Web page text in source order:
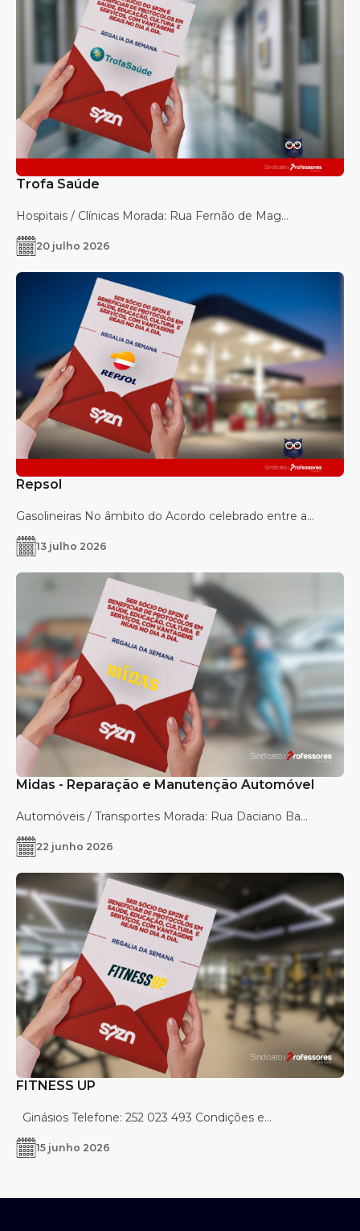
Trofa Saúde
Hospitais / Clínicas Morada: Rua Fernão de Mag...
20 julho 2026
Repsol
Gasolineiras No âmbito do Acordo celebrado entre a...
13 julho 2026
Midas - Reparação e Manutenção Automóvel
Automóveis / Transportes Morada: Rua Daciano Ba...
22 junho 2026
FITNESS UP
Ginásios Telefone: 252 023 493 Condições e...
15 junho 2026